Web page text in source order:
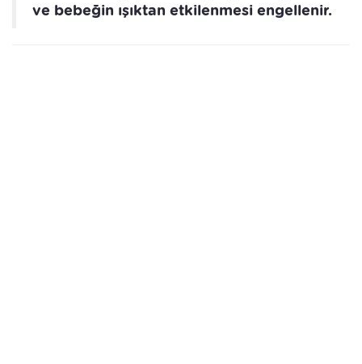
ve bebeğin ışıktan etkilenmesi engellenir.